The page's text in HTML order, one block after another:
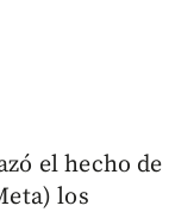
el hecho de
los